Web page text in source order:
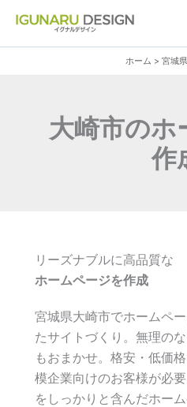
を
ホーム 宮城
大崎市のホ
作
リーズナブルに高品質な
ホームページを作成
宮城県大崎市でホームペ
たサイトづくり。無理の
もおまかせ。格安・低価
模企業向けのお客様が必
をしっかりと含んだホーム